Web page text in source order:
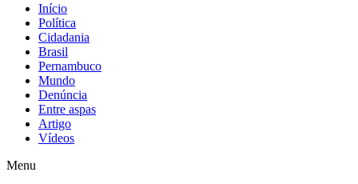
Início
Política
Cidadania
Brasil
Pernambuco
Mundo
Denúncia
Entre aspas
Artigo
Vídeos
Menu